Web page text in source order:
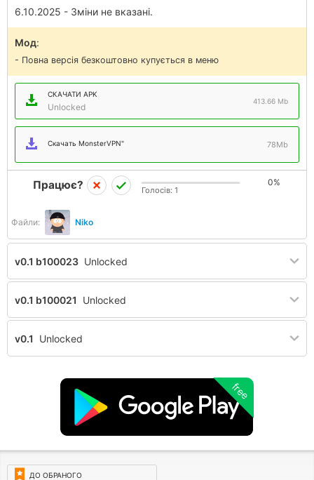
6.10.2025 - Зміни не вказані.
Мод:
- Повна версія безкоштовно купується в меню
СКАЧАТИ APK
Unlocked
413.66 Mb
Скачать MonsterVPN" 78Mb
Файли: Niko
Працює? 0%
Голосів: 1
v0.1 b100023 Unlocked
v0.1 b100021 Unlocked
v0.1 Unlocked
free
ДО ОБРАНОГО